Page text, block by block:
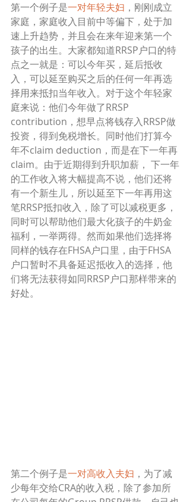
第一个例子是一对年轻夫妇 ，刚刚成立
家庭，家庭收入目前中等偏下，处于加
速上升趋势，并且会在来年迎来第一个
孩子的出生。大家都知道RRSP户口的特
点之一就是：可以今年买，延后抵收
入，可以延至购买之后的任何一年再选
择用来抵扣当年收入。对于这个年轻家
庭来说：他们今年做了RRSP
contribution，想早点将钱存入RRSP做
投资，得到免税增长。同时他们打算今
年不claim deduction，而是在下一年再
claim。由于近期得到升职加薪， 下一年
的工作收入将大幅提高不说，他们还将
有一个新生儿，所以延至下一年再用这
笔RRSP抵扣收入，除了可以减税更多，
同时可以帮助他们最大化孩子的牛奶金
福利，一举两得。然而如果他们选择将
同样的钱存在FHSA户口里，由于FHSA
户口暂时不具备延迟抵收入的选择，他
们将无法获得如同RRSP户口那样带来的
好处。
第二个例子是一对高收入夫妇 ，为了减
少每年交给CRA的收入税，除了参加所